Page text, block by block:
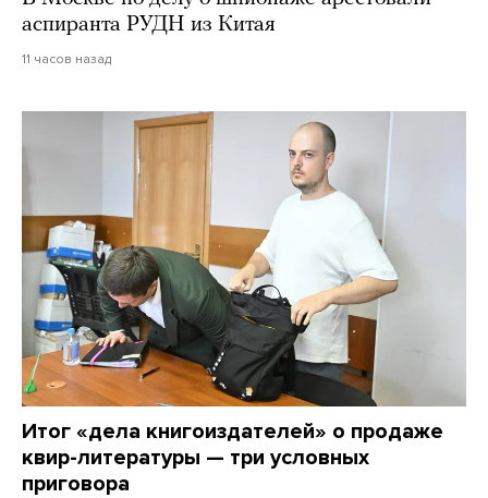
аспиранта РУДН из Китая
11 часов назад
Итог «дела книгоиздателей» о продаже
квир-литературы — три условных
приговора